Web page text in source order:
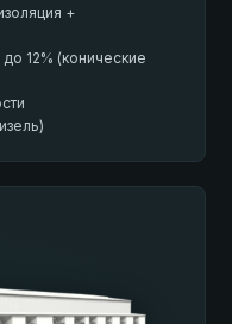
+
12% (конические